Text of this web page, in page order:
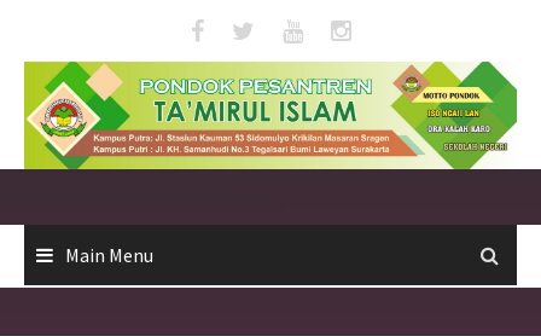
content
Main Menu